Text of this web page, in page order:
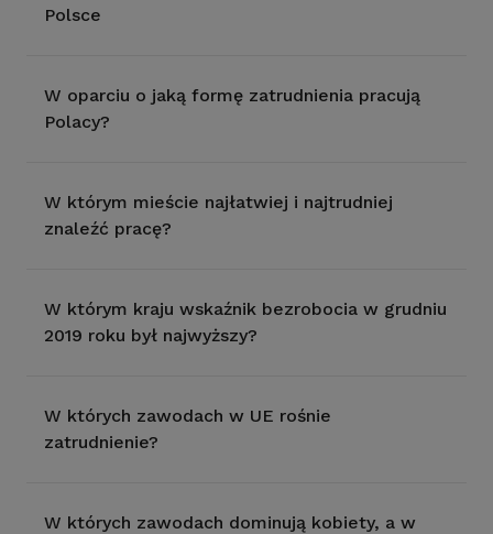
Polsce
W oparciu o jaką formę zatrudnienia pracują
Polacy?
W którym mieście najłatwiej i najtrudniej
znaleźć pracę?
W którym kraju wskaźnik bezrobocia w grudniu
2019 roku był najwyższy?
W których zawodach w UE rośnie
zatrudnienie?
W których zawodach dominują kobiety, a w